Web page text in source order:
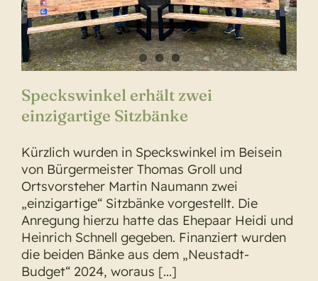
Speckswinkel erhält zwei
einzigartige Sitzbänke
Kürzlich wurden in Speckswinkel im Beisein
von Bürgermeister Thomas Groll und
Ortsvorsteher Martin Naumann zwei
„einzigartige“ Sitzbänke vorgestellt. Die
Anregung hierzu hatte das Ehepaar Heidi und
Heinrich Schnell gegeben. Finanziert wurden
die beiden Bänke aus dem „Neustadt-
Budget“ 2024, woraus [...]